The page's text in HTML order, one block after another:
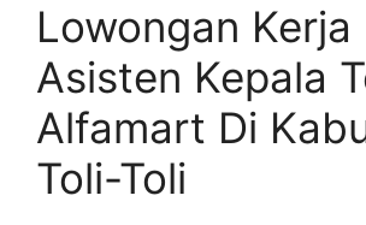
Lowongan Kerja
Asisten Kepala
Alfamart Di
Toli-Toli